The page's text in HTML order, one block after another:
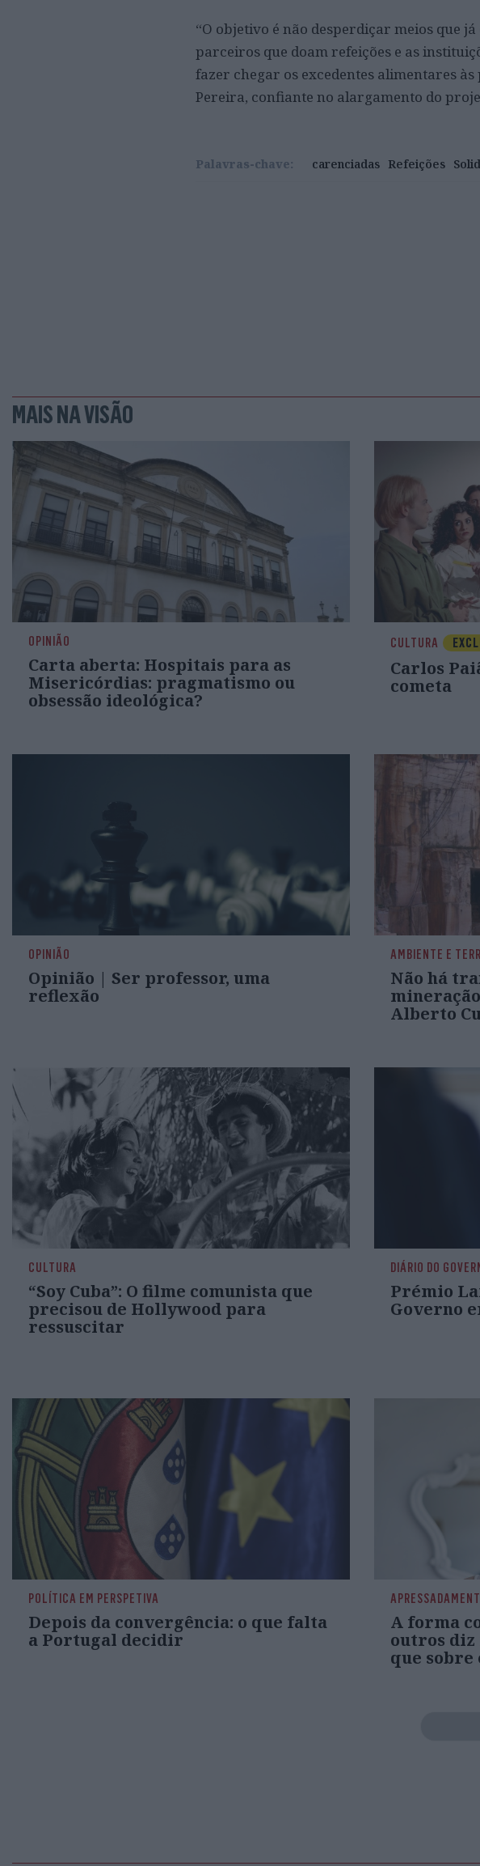
“O objetivo é não desperdiçar meios que
parceiros que doam refeições e as
fazer chegar os excedentes alimentares
Pereira, confiante no alargamento do
Palavras-chave: carenciadas Refeições
MAIS NA VISÃO
OPINIÃO
Carta aberta: Hospitais para as
Misericórdias: pragmatismo ou
obsessão ideológica?
CULTURA
Carlos
cometa
OPINIÃO
Opinião | Ser professor, uma
reflexão
AMBIENTE E
Não há
Alberto
CULTURA
“Soy Cuba”: O filme comunista que
precisou de Hollywood para
ressuscitar
DIÁRIO DO
Prémio
Governo
POLÍTICA EM PERSPETIVA
Depois da convergência: o que falta
a Portugal decidir
A forma
outros diz
que sobre